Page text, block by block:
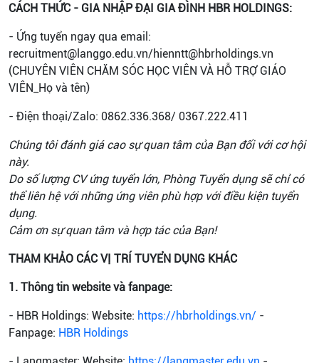
CÁCH THỨC - GIA NHẬP ĐẠI GIA ĐÌNH HBR HOLDINGS:
- Ứng tuyển ngay qua email:
recruitment@langgo.edu.vn/hienntt@hbrholdings.vn
(CHUYÊN VIÊN CHĂM SÓC HỌC VIÊN VÀ HỖ TRỢ GIÁO
VIÊN_Họ và tên)
- Điện thoại/Zalo: 0862.336.368/ 0367.222.411
Chúng tôi đánh giá cao sự quan tâm của Bạn đối với cơ hội
này.
Do số lượng CV ứng tuyển lớn, Phòng Tuyển dụng sẽ chỉ có
thể liên hệ với những ứng viên phù hợp với điều kiện tuyển
dụng.
Cảm ơn sự quan tâm và hợp tác của Bạn!
THAM KHẢO CÁC VỊ TRÍ TUYỂN DỤNG KHÁC
1. Thông tin website và fanpage:
- HBR Holdings: Website: https://hbrholdings.vn/ -
Fanpage: HBR Holdings